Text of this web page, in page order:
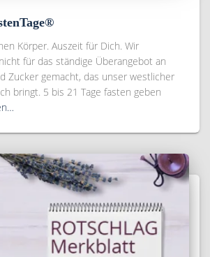
Körper. Auszeit für Dich. Wir
für das ständige Überangebot an
Zucker gemacht, das unser westlicher
bringt. 5 bis 21 Tage fasten geben